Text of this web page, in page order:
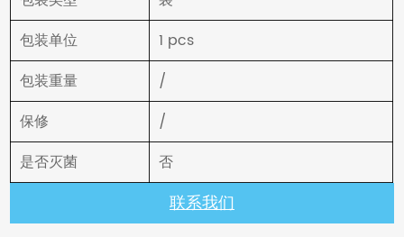
包装单位
1 pcs
包装重量
/
保修
/
是否灭菌
否
联系我们